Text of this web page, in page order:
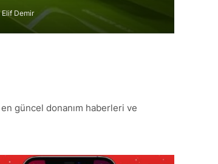
Elif Demir
güncel donanım haberleri ve